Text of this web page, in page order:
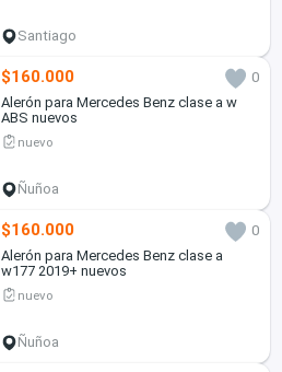
Santiago
$160.000
0
Alerón para Mercedes Benz clase a w
ABS nuevos
nuevo
Ñuñoa
$160.000
0
Alerón para Mercedes Benz clase a
w177 2019+ nuevos
nuevo
Ñuñoa